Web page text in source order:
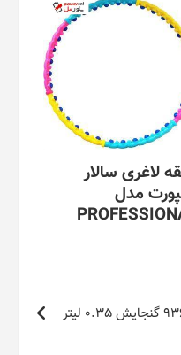
لاغری سالار
مدل